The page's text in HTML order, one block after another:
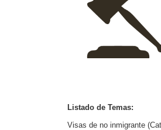
Listado de Temas:
Visas de no inmigrante